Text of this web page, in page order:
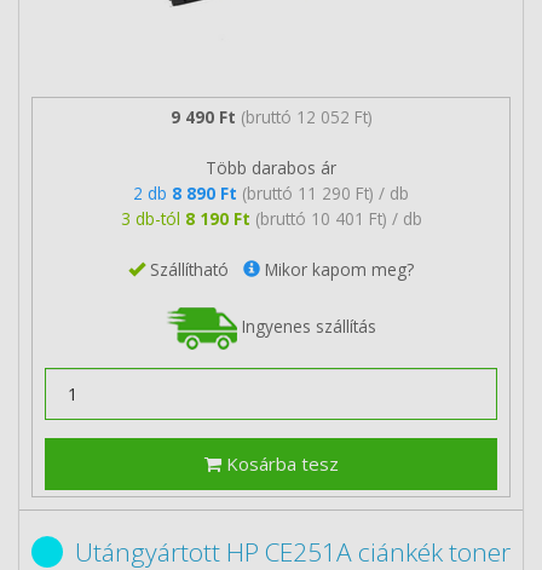
9 490 Ft (bruttó 12 052 Ft)
Több darabos ár
2 db 8 890 Ft (bruttó 11 290 Ft) / db
3 db-tól 8 190 Ft (bruttó 10 401 Ft) / db
Szállítható Mikor kapom meg?
Ingyenes szállítás
Kosárba tesz
Utángyártott HP CE251A ciánkék toner